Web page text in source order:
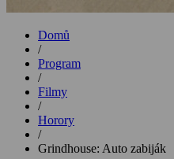
Domů
/
Program
/
Filmy
/
Horory
/
Grindhouse: Auto zabiják